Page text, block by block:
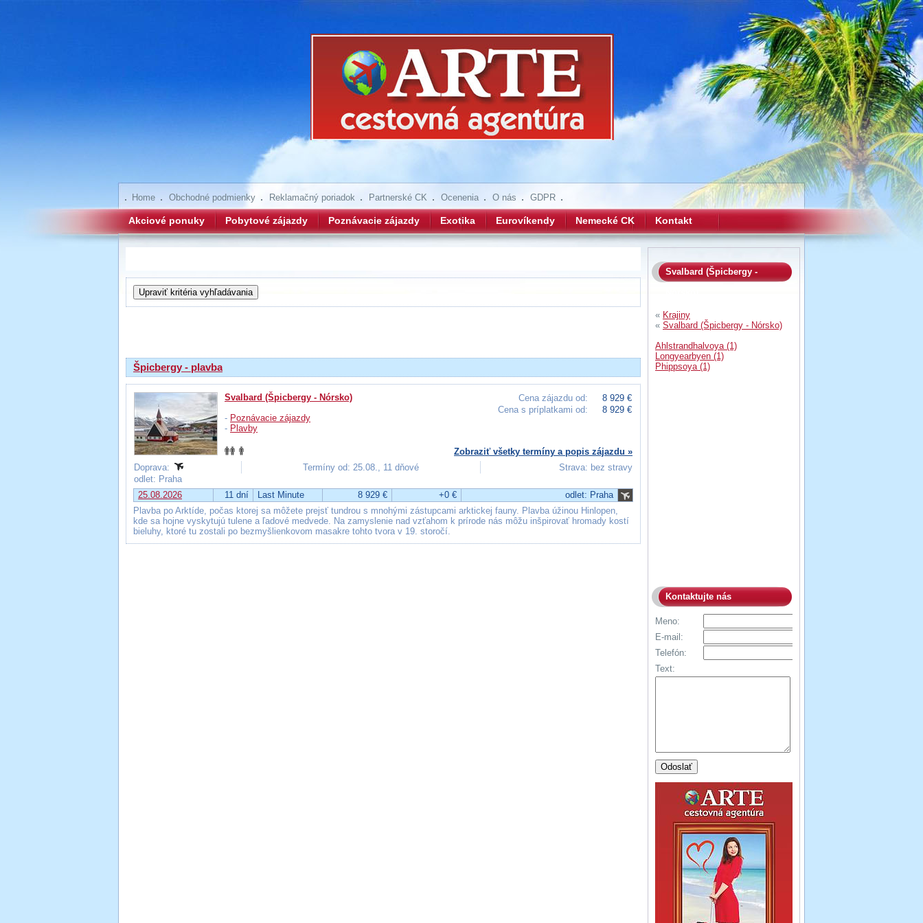
Home Obchodné podmienky Reklamačný poriadok Partnerské CK Ocenenia O nás GDPR
Akciové ponuky Pobytové zájazdy Poznávacie zájazdy Exotika Eurovíkendy Nemecké CK Kontakt
Špicbergy - plavba
Cena zájazdu od:
8 929 €
Cena s príplatkami od:
8 929 €
Svalbard (Špicbergy - Nórsko)
- Poznávacie zájazdy
- Plavby
Zobraziť všetky termíny a popis zájazdu »
Doprava:
Termíny od: 25.08., 11 dňové
Strava: bez stravy
odlet: Praha
25.08.2026
11 dní Last Minute 8 929 € +0 €
odlet: Praha
Plavba po Arktíde, počas ktorej sa môžete prejsť tundrou s mnohými zástupcami arktickej fauny. Plavba úžinou Hinlopen,
kde sa hojne vyskytujú tulene a ľadové medvede. Na zamyslenie nad vzťahom k prírode nás môžu inšpirovať hromady kostí
bieluhy, ktoré tu zostali po bezmyšlienkovom masakre tohto tvora v 19. storočí.
Svalbard (Špicbergy -
« Krajiny
« Svalbard (Špicbergy - Nórsko)
Ahlstrandhalvoya (1)
Longyearbyen (1)
Phippsoya (1)
Kontaktujte nás
Meno:
E-mail:
Telefón:
Text: